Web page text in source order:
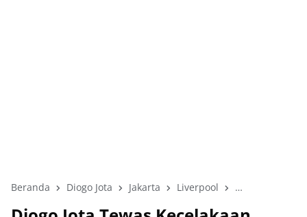
Beranda Diogo Jota Jakarta Liverpool Olahraga